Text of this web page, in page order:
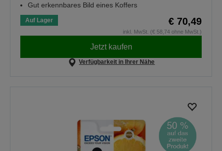
Gut erkennbares Bild eines Koffers
Auf Lager € 70,49
inkl. MwSt. (€ 58,74 ohne MwSt.)
Jetzt kaufen
Verfügbarkeit in Ihrer Nähe